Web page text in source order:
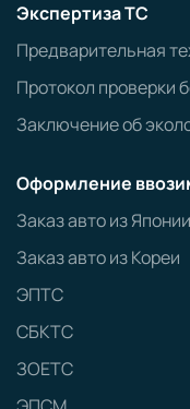
Экспертиза ТС
Предварительная
Протокол проверки
Заключение об
Оформление
Заказ авто из Японии
Заказ авто из Кореи
ЭПТС
СБКТС
ЗОЕТС